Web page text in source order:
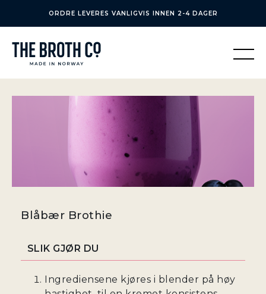
ORDRE LEVERES VANLIGVIS INNEN 2-4 DAGER
Blåbær Brothie
SLIK GJØR DU
Ingrediensene kjøres i blender på høy